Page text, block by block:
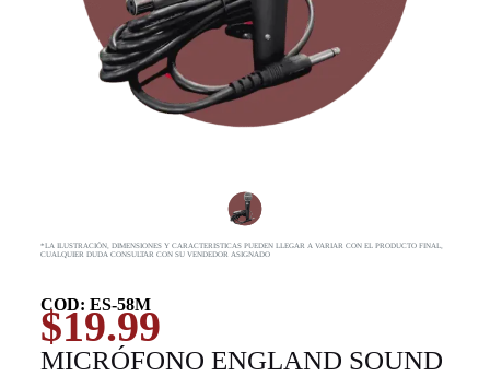
*LA ILUSTRACIÓN, DIMENSIONES Y CARACTERISTICAS PUEDEN LLEGAR A VARIAR CON EL PRODUCTO FINAL,
CUALQUIER DUDA CONSULTAR CON SU VENDEDOR ASIGNADO
COD: ES-58M
$19.99
MICRÓFONO ENGLAND SOUND